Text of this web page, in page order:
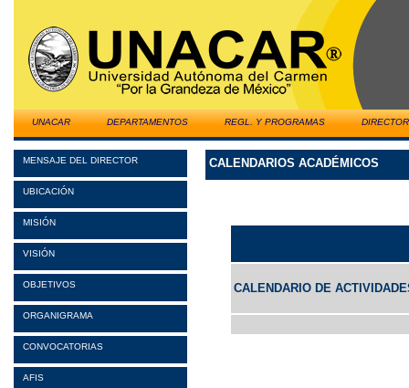
UNACAR DEPARTAMENTOS REGL. Y PROGRAMAS
MENSAJE DEL DIRECTOR
UBICACIÓN
MISIÓN
VISIÓN
OBJETIVOS
ORGANIGRAMA
CONVOCATORIAS
AFIS
CALENDARIOS ACADÉMICOS
CALENDARIO DE